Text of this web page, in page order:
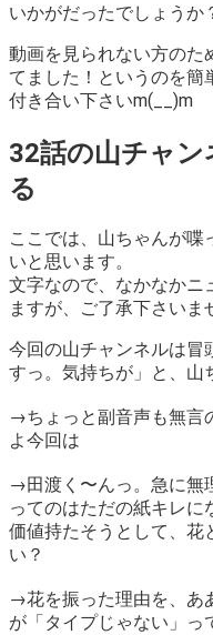
いかがだったでしょうか
動画を見られない方のた
てました！というのを簡
付き合い下さいm(__)m
32話の山チャ
る
ここでは、山ちゃんが喋
いと思います。
文字なので、なかなかニ
ますが、ご了承下さいま
今回の山チャンネルは冒
すっ。気持ちが」 と、山
→ちょっと副音声も無言
よ今回は
→田渡く〜んっ。急に無
ってのはただの紙キレに
価値持たそうとして、花
い？
→花を振った理由を、あ
が「タイプじゃない」っ